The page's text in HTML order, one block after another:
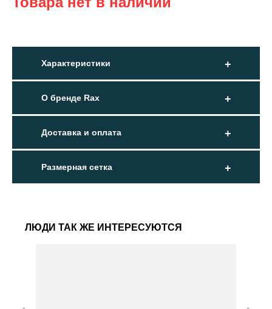
Характеристики
О бренде Rax
Доставка и оплата
Размерная сетка
ЛЮДИ ТАК ЖЕ ИНТЕРЕСУЮТСЯ